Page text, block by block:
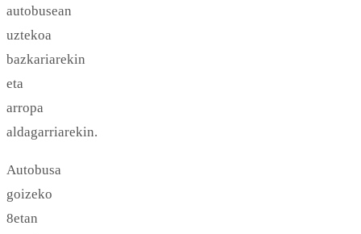
autobusean
uztekoa
bazkariarekin
eta
arropa
aldagarriarekin.
Autobusa
goizeko
8etan